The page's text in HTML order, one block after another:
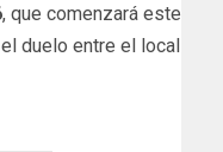
, que comenzará este
duelo entre el local